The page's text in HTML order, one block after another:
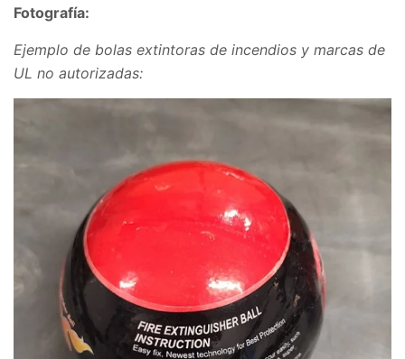
Fotografía:
Ejemplo de bolas extintoras de incendios y marcas de
UL no autorizadas: